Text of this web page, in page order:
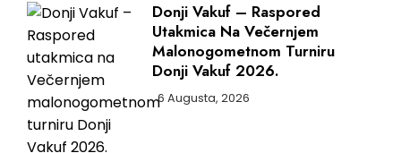
Donji Vakuf – Raspored
Utakmica Na Večernjem
Malonogometnom Turniru
Donji Vakuf 2026.
6 Augusta, 2026